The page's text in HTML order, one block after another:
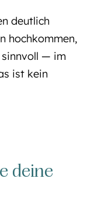
deutlich
hochkommen,
sinnvoll — im
ist kein
deine